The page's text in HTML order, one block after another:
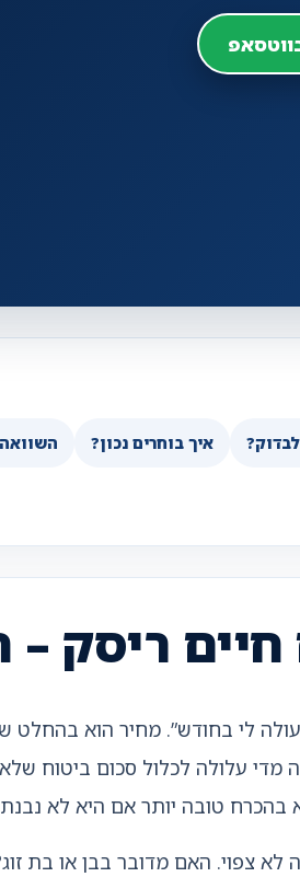
איך בוחרים נכון?
חיים ריסק
לי בחודש”. מחיר הוא
מדי עלולה לכלול סכום
טובה יותר אם היא לא
צפוי. האם מדובר בבן או בת